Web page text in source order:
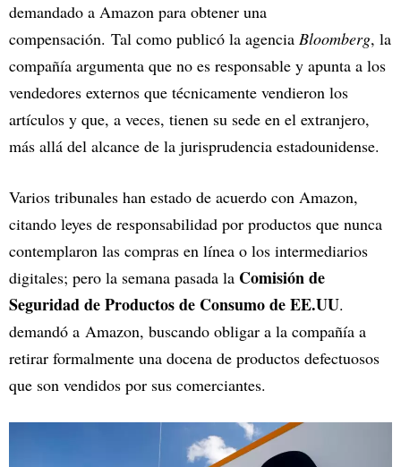
demandado a Amazon para obtener una
compensación. Tal como publicó la agencia Bloomberg, la
compañía argumenta que no es responsable y apunta a los
vendedores externos que técnicamente vendieron los
artículos y que, a veces, tienen su sede en el extranjero,
más allá del alcance de la jurisprudencia estadounidense.
Varios tribunales han estado de acuerdo con Amazon,
citando leyes de responsabilidad por productos que nunca
contemplaron las compras en línea o los intermediarios
digitales; pero la semana pasada la Comisión de
Seguridad de Productos de Consumo de EE.UU.
demandó a Amazon, buscando obligar a la compañía a
retirar formalmente una docena de productos defectuosos
que son vendidos por sus comerciantes.